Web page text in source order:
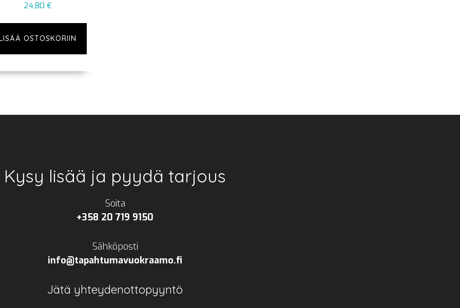
24,80 €
OSTOSKORIIN
Kysy lisää ja pyydä tarjous
Soita
+358 20 719 9150
Sähköposti
info@tapahtumavuokraamo.fi
Jätä yhteydenottopyyntö